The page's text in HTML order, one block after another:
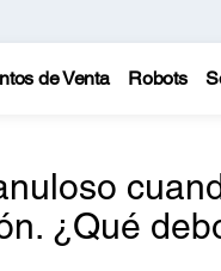
de Venta Robots
¿Qué